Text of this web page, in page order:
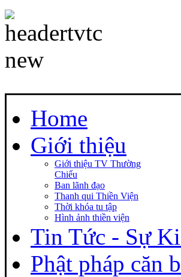
Home
Giới thiệu
Giới thiệu TV Thường
Chiếu
Ban lãnh đạo
Thanh qui Thiền Viện
Thời khóa tu tập
Hình ảnh thiền viện
Tin Tức - Sự
Phật pháp căn